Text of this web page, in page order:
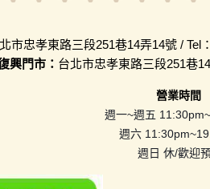
市忠孝東路三段251巷14弄14號 / Tel
興門市： 台北市忠孝東路三段251巷
營業時間
週一~週五
週六
週日 休/歡迎